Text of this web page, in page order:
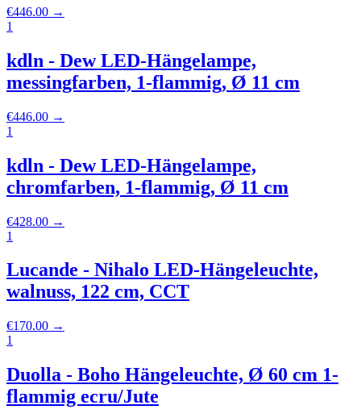
€446.00 →
1
kdln - Dew LED-Hängelampe,
messingfarben, 1-flammig, Ø 11 cm
€446.00 →
1
kdln - Dew LED-Hängelampe,
chromfarben, 1-flammig, Ø 11 cm
€428.00 →
1
Lucande - Nihalo LED-Hängeleuchte,
walnuss, 122 cm, CCT
€170.00 →
1
Duolla - Boho Hängeleuchte, Ø 60 cm 1-
flammig ecru/Jute